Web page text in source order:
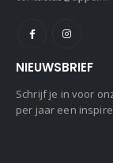
NIEUWSBRIEF
Schrijf je in voor
per jaar een